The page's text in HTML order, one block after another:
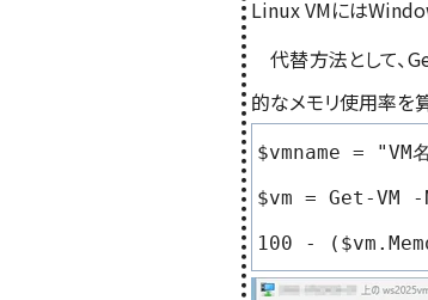
Linux VMには
代替方法として、G
的なメモリ使用率を
$vmname = "VM
$vm = Get-VM -
100 -